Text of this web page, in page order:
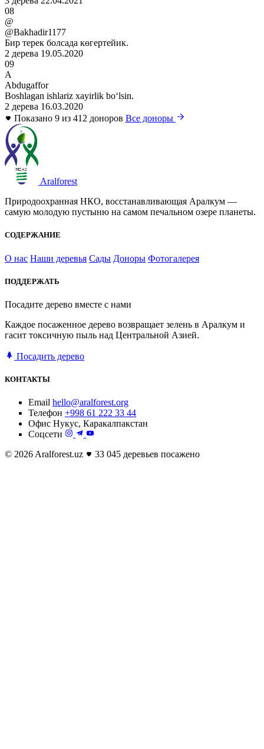
08
@
@Bakhadir1177
Бир терек болсада көгертейик.
2 дерева 19.05.2020
09
A
Abdugaffor
Boshlagan ishlariz xayirlik boʻlsin.
2 дерева 16.03.2020
Показано 9 из 412 доноров Все доноры
Aralforest
Природоохранная НКО, восстанавливающая Аралкум —
самую молодую пустыню на самом печальном озере планеты.
СОДЕРЖАНИЕ
О нас Наши деревья Сады Доноры Фотогалерея
ПОДДЕРЖАТЬ
Посадите дерево вместе с нами
Каждое посаженное дерево возвращает зелень в Аралкум и
гасит токсичную пыль над Центральной Азией.
Посадить дерево
КОНТАКТЫ
Email hello@aralforest.org
Телефон +998 61 222 33 44
Офис Нукус, Каракалпакстан
Соцсети
© 2026 Aralforest.uz
33 045 деревьев посажено